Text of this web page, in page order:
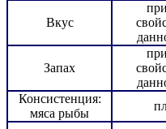
Вкус
Запах
Консистенция:
мяса рыбы